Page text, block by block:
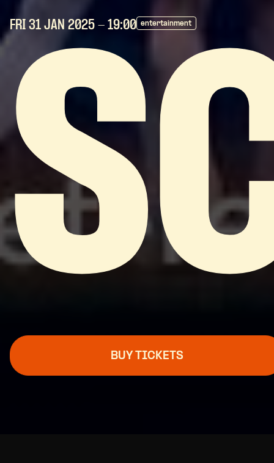
FRI 31 JAN 2025 - 19:00 entertainment
BUY TICKETS